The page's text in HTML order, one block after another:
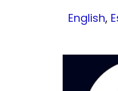
English,